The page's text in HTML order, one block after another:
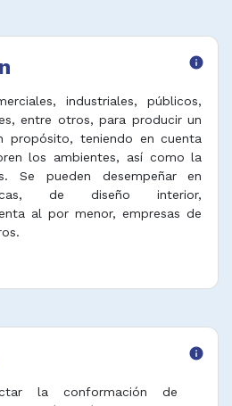
info
industriales, públicos,
entre otros, para producir un
propósito, teniendo en cuenta
los ambientes, así como la
Se pueden desempeñar en
de diseño interior,
al por menor, empresas de
info
la conformación de